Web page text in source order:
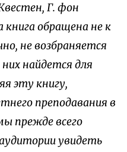
Г. фон
обращена не к
не возбраняется
них найдется для
эту книгу,
преподавания в
прежде всего
увидеть